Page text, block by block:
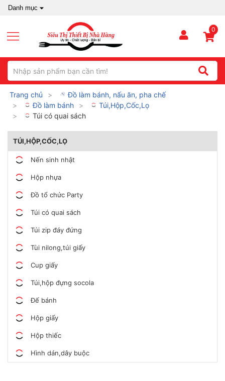
Danh mục
0
Trang chủ
Đồ làm bánh, nấu ăn, pha chế
Đồ làm bánh
Túi,Hộp,Cốc,Lọ
Túi có quai sách
TÚI,HỘP,CỐC,LỌ
Nến sinh nhật
Hộp nhựa
Đồ tổ chức Party
Túi có quai sách
Túi zip đáy đứng
Tùi nilong,túi giấy
Cup giấy
Túi,hộp đựng socola
Đế bánh
Hộp giấy
Hộp thiếc
Hình dán,dây buộc